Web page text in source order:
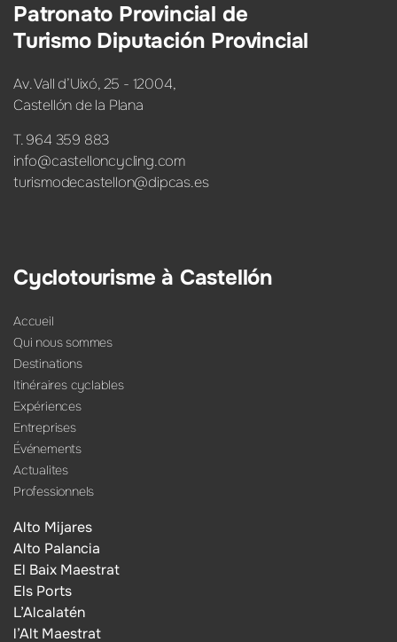
Patronato Provincial de
Turismo Diputación Provincial
Av. Vall d’Uixó, 25 - 12004,
Castellón de la Plana
T. 964 359 883
info@castelloncycling.com
turismodecastellon@dipcas.es
Cyclotourisme à Castellón
Accueil
Qui nous sommes
Destinations
Itinéraires cyclables
Expériences
Entreprises
Événements
Actualites
Professionnels
Alto Mijares
Alto Palancia
El Baix Maestrat
Els Ports
L’Alcalatén
l’Alt Maestrat